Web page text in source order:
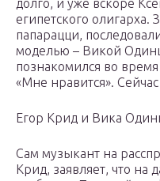
долго, и уже вскоре
египетского олигарха.
папарацци,
моделью – Викой
познакомился во
«Мне нравится».
Егор Крид и Вика
Сам музыкант на
Крид, заявляет, что на